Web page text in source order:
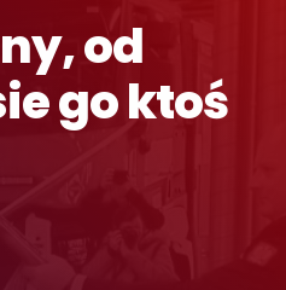
od
go ktoś